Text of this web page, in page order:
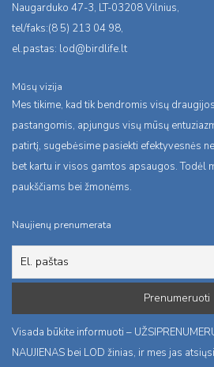
Naugarduko 47-3, LT-03208 Vilnius,
tel/faks:(8 5) 213 04 98,
el.pastas: lod@birdlife.lt
Mūsų vizija
Mes tikime, kad tik bendromis visų
pastangomis, apjungus visų mūsų
patirtį, sugebėsime pasiekti efektyvesnės
bet kartu ir visos gamtos apsaugos. Todėl
paukščiams bei žmonėms.
Naujienų prenumerata
Visada būkite informuoti –
NAUJIENAS bei LOD žinias, ir mes jas